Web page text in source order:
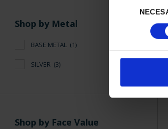
consentimiento
Shop by Metal
BASE METAL (1)
SILVER (3)
Shop by Face Value